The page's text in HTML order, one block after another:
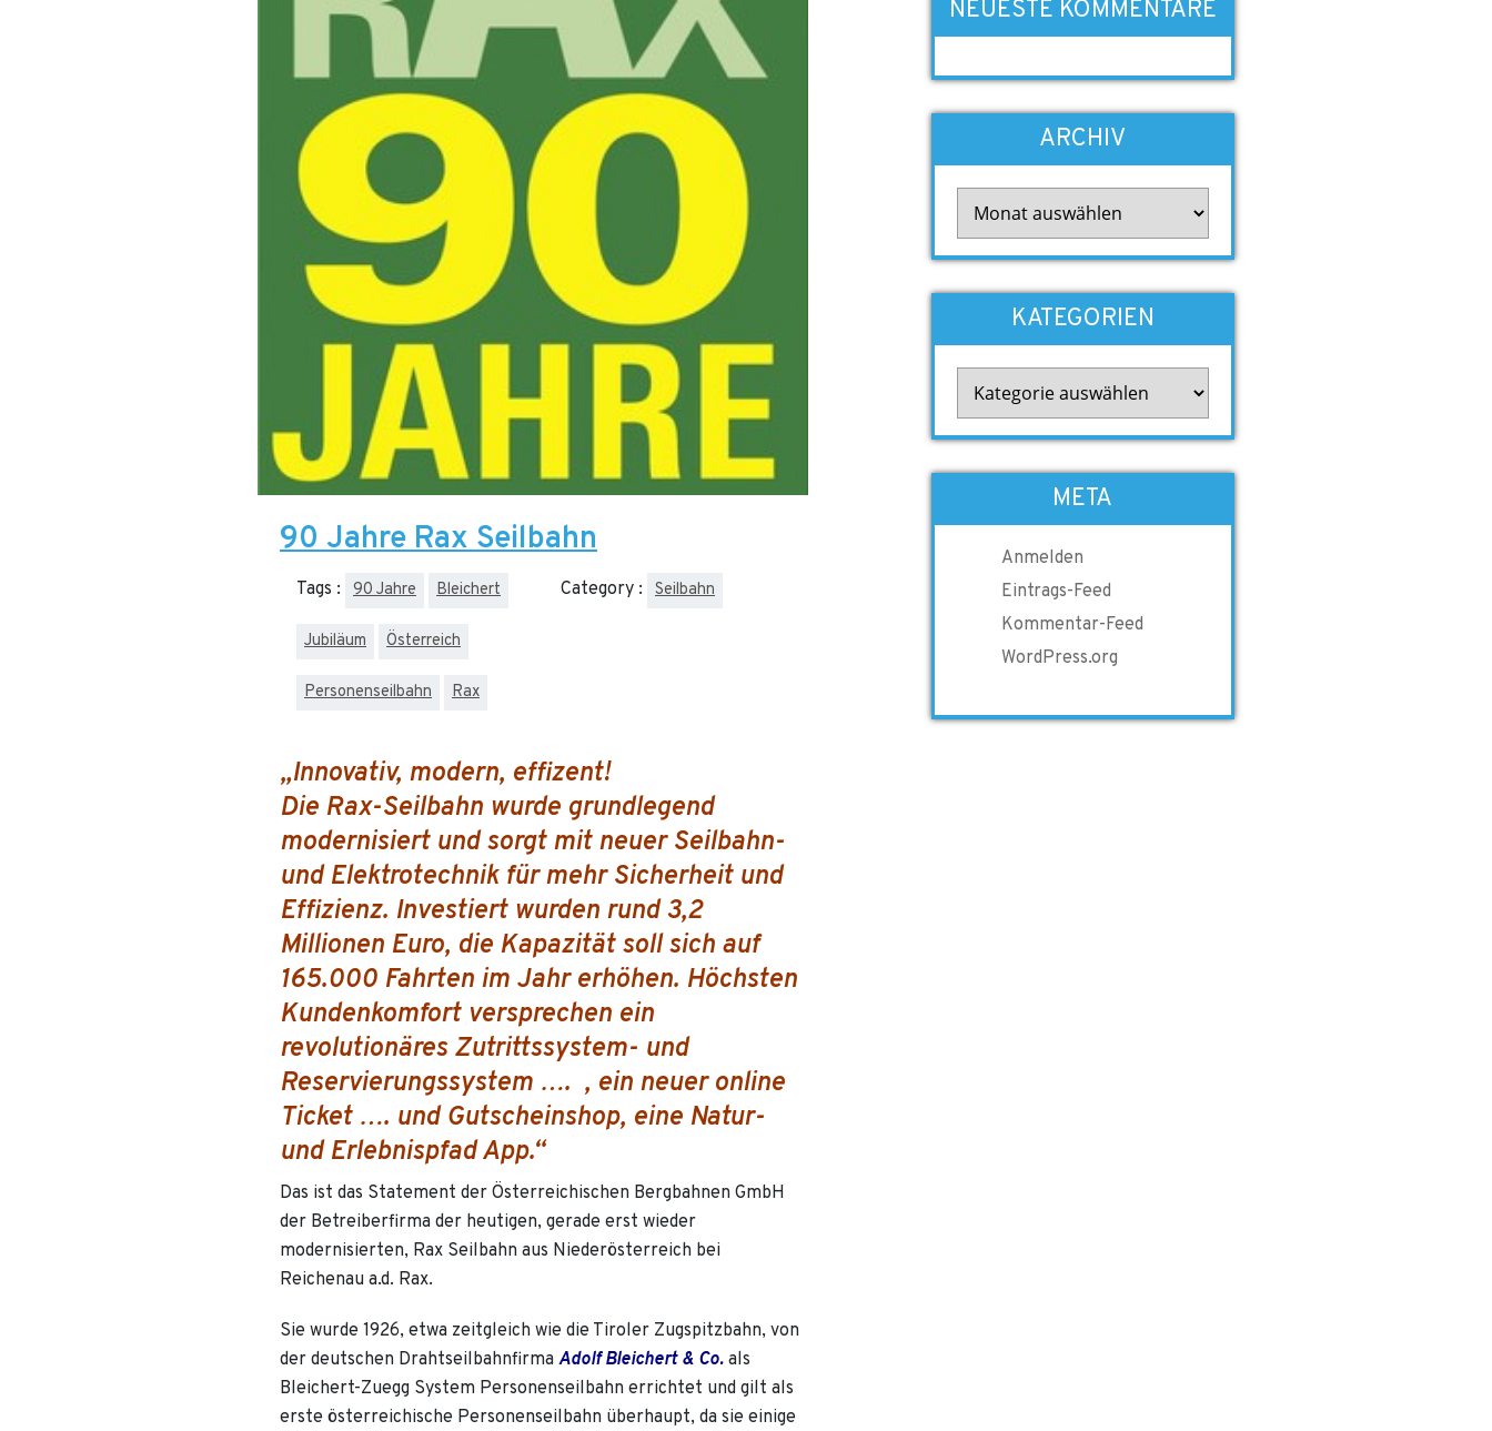
90 Jahre Rax Seilbahn
Tags : 90 Jahre Bleichert
Jubiläum Österreich
Personenseilbahn Rax
Category : Seilbahn
„Innovativ, modern, effizent!
Die Rax-Seilbahn wurde grundlegend
modernisiert und sorgt mit neuer Seilbahn-
und Elektrotechnik für mehr Sicherheit und
Effizienz. Investiert wurden rund 3,2
Millionen Euro, die Kapazität soll sich auf
165.000 Fahrten im Jahr erhöhen. Höchsten
Kundenkomfort versprechen ein
revolutionäres Zutrittssystem- und
Reservierungssystem …. , ein neuer online
Ticket …. und Gutscheinshop, eine Natur-
und Erlebnispfad App.“
Das ist das Statement der Österreichischen Bergbahnen GmbH
der Betreiberfirma der heutigen, gerade erst wieder
modernisierten, Rax Seilbahn aus Niederösterreich bei
Reichenau a.d. Rax.
Sie wurde 1926, etwa zeitgleich wie die Tiroler Zugspitzbahn, von
der deutschen Drahtseilbahnfirma Adolf Bleichert & Co. als
Bleichert-Zuegg System Personenseilbahn errichtet und gilt als
erste österreichische Personenseilbahn überhaupt, da sie einige
NEUESTE KOMMENTARE
ARCHIV
KATEGORIEN
META
Anmelden
Eintrags-Feed
Kommentar-Feed
WordPress.org